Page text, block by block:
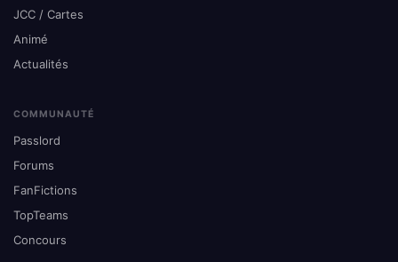
JCC / Cartes
Animé
Actualités
COMMUNAUTÉ
Passlord
Forums
FanFictions
TopTeams
Concours